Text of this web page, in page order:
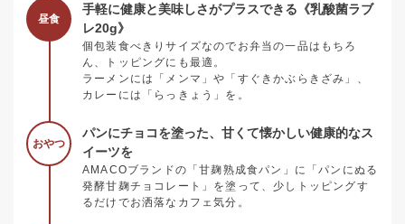
昼食
手軽に健康と美味しさがプラスできる《乳酸菌ラブ
レ20g》
個包装食べきりサイズなのでお弁当の一品はもちろ
ん、トッピングにも最適。
ラーメンには「メンマ」や「すぐきかぶらきざみ」、
カレーには「らっきょう」を。
おやつ
パンにチョコを塗った、甘くて懐かしい健康的なス
イーツを
AMACOブランドの「甘麹熟成食パン」に「パンにぬる
発酵甘麹チョコレート」を塗って、少しトッピングす
るだけでお洒落なカフェ気分。